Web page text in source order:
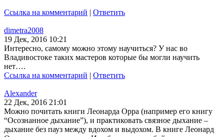
Ссылка на комментарий | Ответить
dimetra2008
19 Дек, 2016 10:21
Интересно, самому можно этому научиться? У нас во
Владивостоке таких мастеров которые бы могли научить
нет….
Ссылка на комментарий | Ответить
Alexander
22 Дек, 2016 21:01
Можно почитать книги Леонарда Орра (например его книгу
“Осознанное дыхание”), и практиковать связное дыхание –
дыхание без пауз между вдохом и выдохом. В книге Леонард